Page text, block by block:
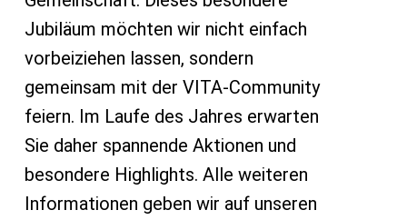
Jubiläum möchten wir nicht einfach
vorbeiziehen lassen, sondern
gemeinsam mit der VITA-Community
feiern. Im Laufe des Jahres erwarten
Sie daher spannende Aktionen und
besondere Highlights. Alle weiteren
Informationen geben wir auf unseren